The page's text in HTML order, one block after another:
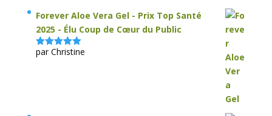
Forever Aloe Vera Gel - Prix Top Santé
2025 - Élu Coup de Cœur du Public
Note 5sur
par Christine